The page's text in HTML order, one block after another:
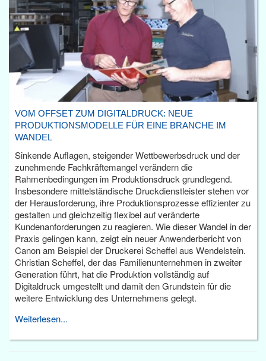
VOM OFFSET ZUM DIGITALDRUCK: NEUE
PRODUKTIONSMODELLE FÜR EINE BRANCHE IM
WANDEL
Sinkende Auflagen, steigender Wettbewerbsdruck und der
zunehmende Fachkräftemangel verändern die
Rahmenbedingungen im Produktionsdruck grundlegend.
Insbesondere mittelständische Druckdienstleister stehen vor
der Herausforderung, ihre Produktionsprozesse effizienter zu
gestalten und gleichzeitig flexibel auf veränderte
Kundenanforderungen zu reagieren. Wie dieser Wandel in der
Praxis gelingen kann, zeigt ein neuer Anwenderbericht von
Canon am Beispiel der Druckerei Scheffel aus Wendelstein.
Christian Scheffel, der das Familienunternehmen in zweiter
Generation führt, hat die Produktion vollständig auf
Digitaldruck umgestellt und damit den Grundstein für die
weitere Entwicklung des Unternehmens gelegt.
Weiterlesen...